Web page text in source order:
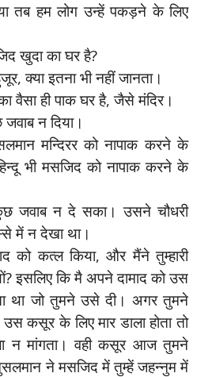
तब हम लोग उन्हें पकड़ने के लिए
खुदा का घर है?
क्या इतना भी नहीं जानता।
वैसा ही पाक घर है, जैसे मंदिर।
न दिया।
मन्दिरर को नापाक करने के
भी मसजिद को नापाक करने के
जवाब न दे सका। उसने चौधरी
में न देखा था।
को कत्ल किया, और मैंने तुम्हारी
इसलिए कि मै अपने दामाद को उस
था जो तुमने उसे दी। अगर तुमने
कसूर के लिए मार डाला होता तो
न मांगता। वही कसूर आज तुमने
ने मसजिद में तुम्हें जहन्नुम में